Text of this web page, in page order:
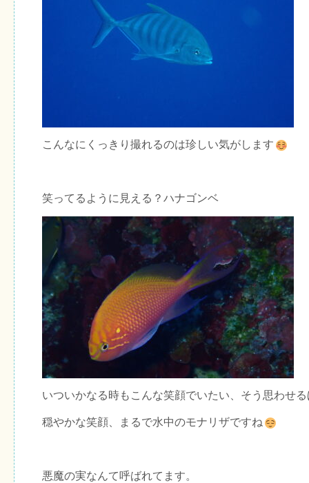
こんなにくっきり撮れるのは珍しい気がします
笑ってるように見える？ハナゴンベ
いついかなる時もこんな笑顔でいたい、そう思わせ
穏やかな笑顔、まるで水中のモナリザですね
悪魔の実なんて呼ばれてます。